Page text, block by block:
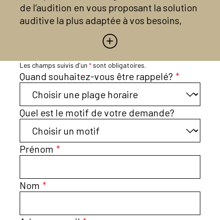
de l’audition en vous proposant la solution
auditive la plus adaptée à vos besoins,
ajustée avec notre protocole de mesures
acoustiques, dans un environnement
chaleureux et disposant des dernières
technologies.
N’hésitez pas à nous contacter pour un
bilan auditif gratuit.
Vous pouvez bénéficier d’essais d’aides
auditives personnalisées pendant un mois
possibilité de tester les accessoires
Les champs suivis d'un * sont obligatoires.
Quand souhaitez-vous être rappelé? *
Quel est le motif de votre demande?
Prénom *
Nom *